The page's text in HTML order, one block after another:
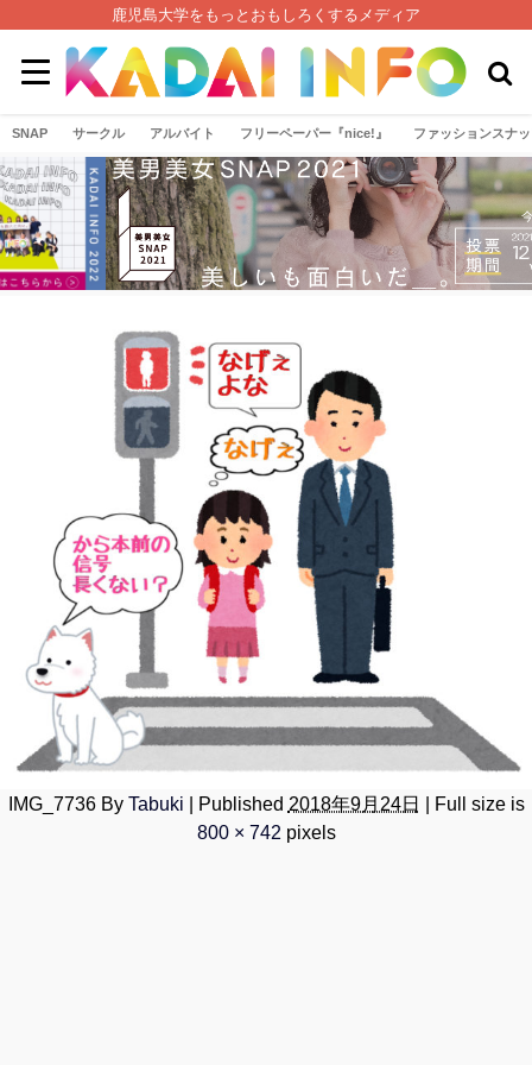
鹿児島大学をもっとおもしろくするメディア
SNAP サークル アルバイト フリーペーパー『nice!』 ファッションスナ
IMG_7736 By Tabuki Published 2018年9月24日
Full size is
800 × 742 pixels